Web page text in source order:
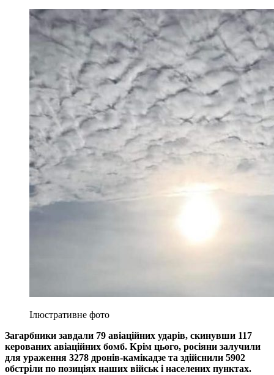
Ілюстративне фото
Загарбники завдали 79 авіаційних ударів, скинувши 117
керованих авіаційних бомб. Крім цього, росіяни залучили
для ураження 3278 дронів-камікадзе та здійснили 5902
обстріли по позиціях наших військ і населених пунктах.